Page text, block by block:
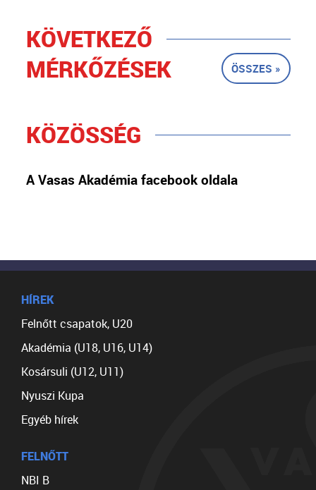
KÖVETKEZŐ
MÉRKŐZÉSEK
ÖSSZES »
KÖZÖSSÉG
A Vasas Akadémia facebook oldala
HÍREK
Felnőtt csapatok, U20
Akadémia (U18, U16, U14)
Kosársuli (U12, U11)
Nyuszi Kupa
Egyéb hírek
FELNŐTT
NBI B